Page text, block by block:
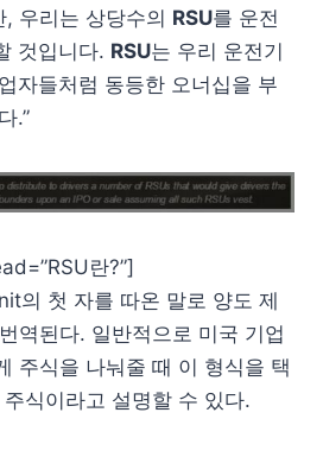
, 우리는 상당수의 RSU를 운전
것입니다. RSU는 우리 운전기
자들처럼 동등한 오너십을 부
.”
란?”]
의 첫 자를 따온 말로 양도 제
역된다. 일반적으로 미국 기업
주식을 나눠줄 때 이 형식을 택
식이라고 설명할 수 있다.